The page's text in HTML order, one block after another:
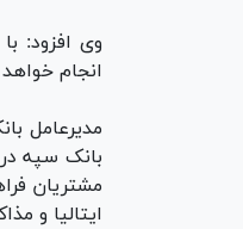
وی افزود:
انجام
مدیرعامل
بانک سپه
مشتریان
ایتالیا و